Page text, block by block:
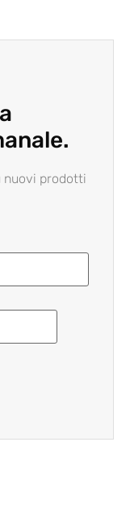
nuovi prodotti